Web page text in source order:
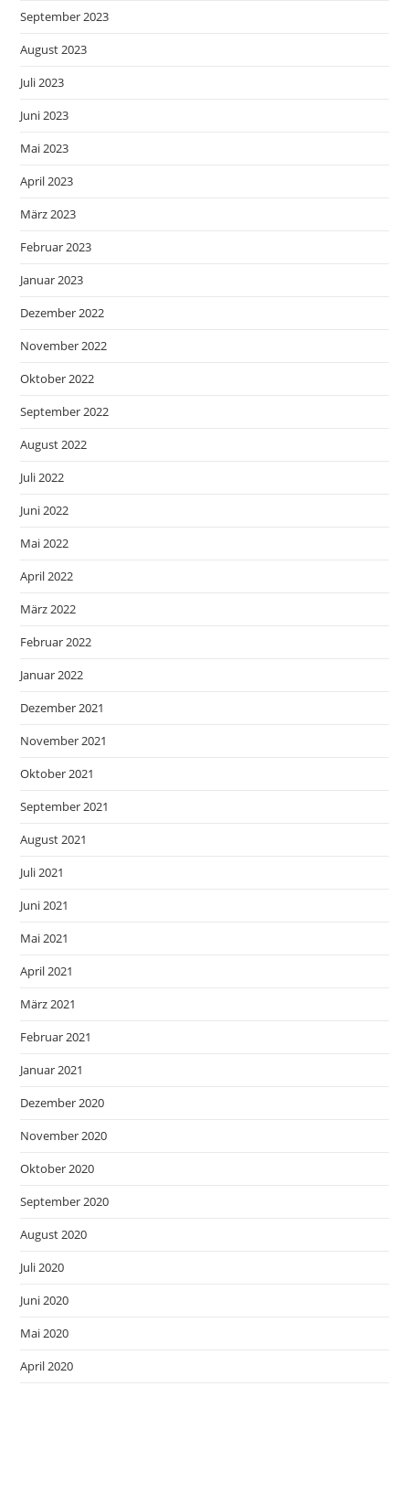
September 2023
August 2023
Juli 2023
Juni 2023
Mai 2023
April 2023
März 2023
Februar 2023
Januar 2023
Dezember 2022
November 2022
Oktober 2022
September 2022
August 2022
Juli 2022
Juni 2022
Mai 2022
April 2022
März 2022
Februar 2022
Januar 2022
Dezember 2021
November 2021
Oktober 2021
September 2021
August 2021
Juli 2021
Juni 2021
Mai 2021
April 2021
März 2021
Februar 2021
Januar 2021
Dezember 2020
November 2020
Oktober 2020
September 2020
August 2020
Juli 2020
Juni 2020
Mai 2020
April 2020